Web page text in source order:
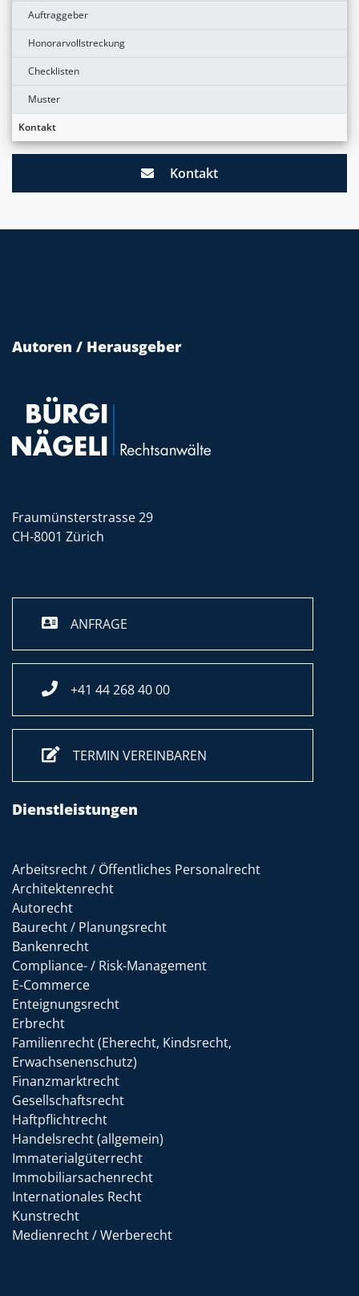
Auftraggeber
Honorarvollstreckung
Checklisten
Muster
Kontakt
Kontakt
Autoren / Herausgeber
Fraumünsterstrasse 29
CH-8001 Zürich
ANFRAGE
+41 44 268 40 00
TERMIN VEREINBAREN
Dienstleistungen
Arbeitsrecht / Öffentliches Personalrecht
Architektenrecht
Autorecht
Baurecht / Planungsrecht
Bankenrecht
Compliance- / Risk-Management
E-Commerce
Enteignungsrecht
Erbrecht
Familienrecht (Eherecht, Kindsrecht,
Erwachsenenschutz)
Finanzmarktrecht
Gesellschaftsrecht
Haftpflichtrecht
Handelsrecht (allgemein)
Immaterialgüterrecht
Immobiliarsachenrecht
Internationales Recht
Kunstrecht
Medienrecht / Werberecht